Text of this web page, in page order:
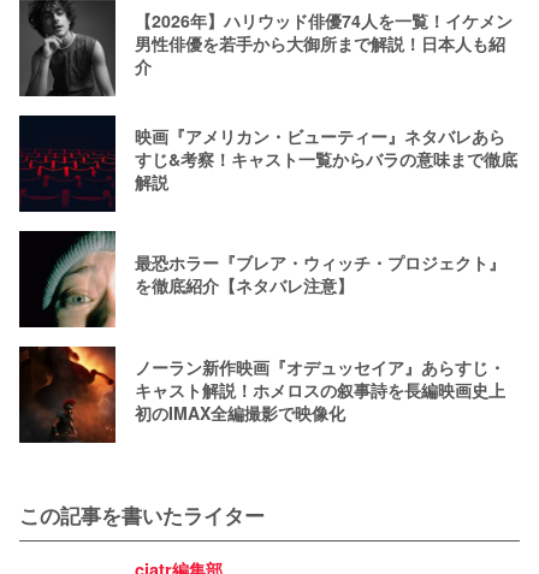
【2026年】ハリウッド俳優74人を一覧！イケメン
男性俳優を若手から大御所まで解説！日本人も紹
介
映画『アメリカン・ビューティー』ネタバレあら
すじ&考察！キャスト一覧からバラの意味まで徹底
解説
最恐ホラー『ブレア・ウィッチ・プロジェクト』
を徹底紹介【ネタバレ注意】
ノーラン新作映画『オデュッセイア』あらすじ・
キャスト解説！ホメロスの叙事詩を長編映画史上
初のIMAX全編撮影で映像化
この記事を書いたライター